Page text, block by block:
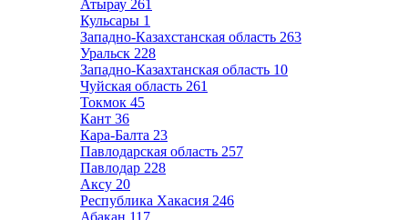
Атырау 261
Кульсары 1
Западно-Казахстанская область 263
Уральск 228
Западно-Казахтанская область 10
Чуйская область 261
Токмок 45
Кант 36
Кара-Балта 23
Павлодарская область 257
Павлодар 228
Аксу 20
Республика Хакасия 246
Абакан 117